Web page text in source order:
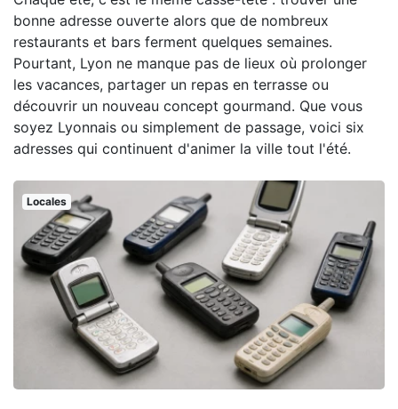
bonne adresse ouverte alors que de nombreux
restaurants et bars ferment quelques semaines.
Pourtant, Lyon ne manque pas de lieux où prolonger
les vacances, partager un repas en terrasse ou
découvrir un nouveau concept gourmand. Que vous
soyez Lyonnais ou simplement de passage, voici six
adresses qui continuent d'animer la ville tout l'été.
Locales